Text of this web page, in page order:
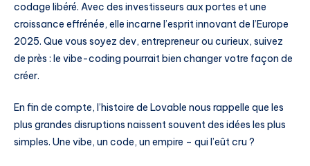
codage libéré. Avec des investisseurs aux portes et une
croissance effrénée, elle incarne l’esprit innovant de l’Europe
2025. Que vous soyez dev, entrepreneur ou curieux, suivez
de près : le vibe-coding pourrait bien changer votre façon de
créer.
En fin de compte, l’histoire de Lovable nous rappelle que les
plus grandes disruptions naissent souvent des idées les plus
simples. Une vibe, un code, un empire – qui l’eût cru ?